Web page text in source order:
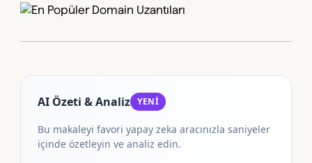
AI Özeti & Analiz YENİ
Bu makaleyi favori yapay zeka aracınızla saniyeler
içinde özetleyin ve analiz edin.